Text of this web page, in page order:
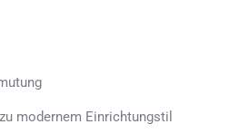
modernem Einrichtungstil